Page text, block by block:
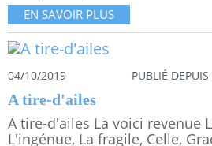
EN SAVOIR PLUS
04/10/2019 PUBLIÉ
A tire-d'ailes
A tire-d'ailes La voici revenue
L'ingénue, La fragile, Celle,